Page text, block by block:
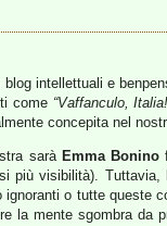
intellettuali e
come “Vaffanculo,
concepita nel
sarà Emma Bonino
più visibilità).
o tutte queste
la mente sgombra da